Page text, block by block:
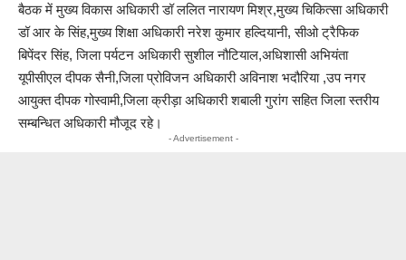
बैठक में मुख्य विकास अधिकारी डॉ ललित नारायण मिश्र,मुख्य चिकित्सा अधिकारी
डॉ आर के सिंह,मुख्य शिक्षा अधिकारी नरेश कुमार हल्दियानी, सीओ ट्रैफिक
बिपेंदर सिंह, जिला पर्यटन अधिकारी सुशील नौटियाल,अधिशासी अभियंता
यूपीसीएल दीपक सैनी,जिला प्रोविजन अधिकारी अविनाश भदौरिया ,उप नगर
आयुक्त दीपक गोस्वामी,जिला क्रीड़ा अधिकारी शबाली गुरांग सहित जिला स्तरीय
सम्बन्धित अधिकारी मौजूद रहे।
- Advertisement -